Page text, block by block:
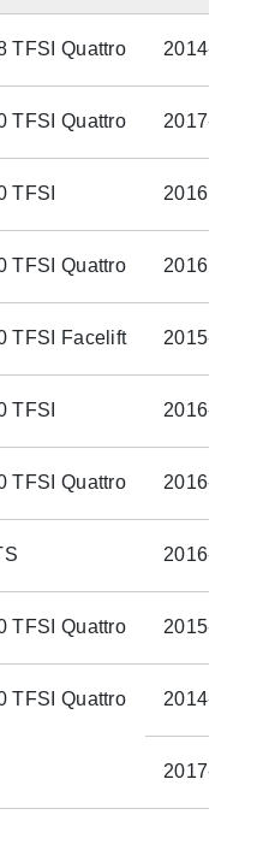
TFSI Quattro 2014-
TFSI Quattro 2017-
TFSI 2016
TFSI Quattro 2016
TFSI Facelift 2015-
TFSI 2016-
TFSI Quattro 2016-
2016-
TFSI Quattro 2015-
TFSI Quattro 2014-
2017-